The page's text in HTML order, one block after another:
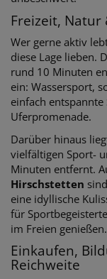
Freizeit,
Wer gerne aktiv
diese Lage lieben.
rund 10 Minuten
ein: Wassersport,
einfach entspannte
Uferpromenade.
Darüber hinaus
vielfältigen Sport-
Minuten entfernt.
Hirschstetten
eine idyllische
für
im Freien genießen.
Einkaufen,
Reichweite